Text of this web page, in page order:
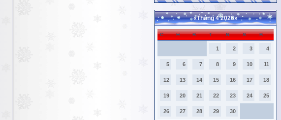
«Tháng 4 2026»
C H B T N S B
1 2 3 4
5 6 7 8 9 10 11
12 13 14 15 16 17 18
19 20 21 22 23 24 25
26 27 28 29 30